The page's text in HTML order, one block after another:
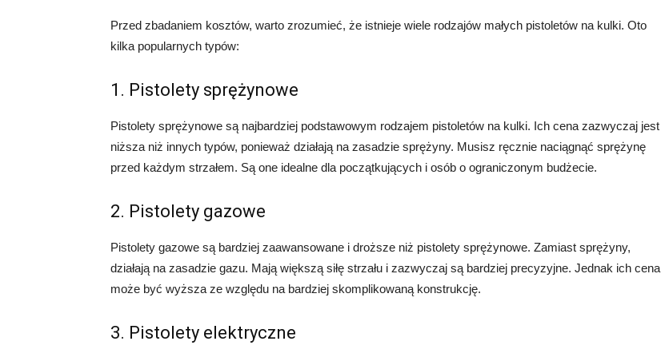
Przed zbadaniem kosztów, warto zrozumieć, że istnieje wiele rodzajów małych pistoletów na kulki. Oto
kilka popularnych typów:
1. Pistolety sprężynowe
Pistolety sprężynowe są najbardziej podstawowym rodzajem pistoletów na kulki. Ich cena zazwyczaj jest
niższa niż innych typów, ponieważ działają na zasadzie sprężyny. Musisz ręcznie naciągnąć sprężynę
przed każdym strzałem. Są one idealne dla początkujących i osób o ograniczonym budżecie.
2. Pistolety gazowe
Pistolety gazowe są bardziej zaawansowane i droższe niż pistolety sprężynowe. Zamiast sprężyny,
działają na zasadzie gazu. Mają większą siłę strzału i zazwyczaj są bardziej precyzyjne. Jednak ich cena
może być wyższa ze względu na bardziej skomplikowaną konstrukcję.
3. Pistolety elektryczne